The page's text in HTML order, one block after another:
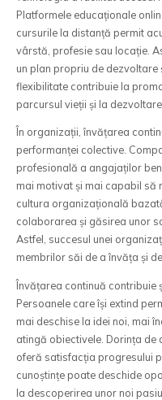
Platformele educaționale
cursurile la distanță permit
vârstă, profesie sau locație.
un plan propriu de dezvoltare
flexibilitate contribuie la
parcursul vieții și la
În organizații, învățarea
performanței colective.
profesională a angajaților
mai motivat și mai capabil să
cultura organizațională
colaborarea și găsirea unor
Astfel, succesul unei
membrilor săi de a învăța și
Învățarea continuă contribuie
Persoanele care își extind
mai deschise la idei noi, mai
atingă obiectivele. Dorința de
oferă satisfacția progresului
cunoștințe poate deschide
la descoperirea unor noi